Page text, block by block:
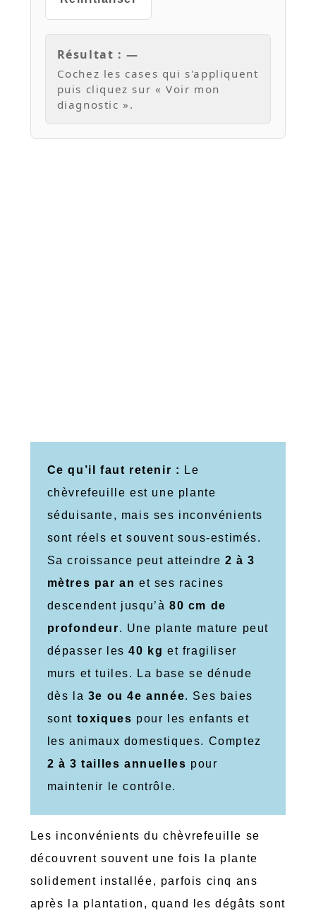
Résultat : —
Cochez les cases qui s'appliquent
puis cliquez sur « Voir mon
diagnostic ».
Ce qu’il faut retenir :
Le
chèvrefeuille est une plante
séduisante, mais ses inconvénients
sont réels et souvent sous-estimés.
Sa croissance peut atteindre 2 à 3
mètres par an et ses racines
descendent jusqu’à 80 cm de
profondeur. Une plante mature peut
dépasser les40 kg et fragiliser
murs et tuiles. La base se dénude
dès la 3e ou 4e année. Ses baies
sont toxiques pour les enfants et
les animaux domestiques. Comptez
2 à 3 tailles annuelles pour
maintenir le contrôle.
Les inconvénients du chèvrefeuille se
découvrent souvent une fois la plante
solidement installée, parfois cinq ans
après la plantation, quand les dégâts sont